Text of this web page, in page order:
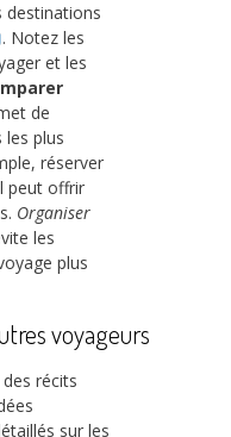
destinations
. Notez les
et les
de
les plus
réserver
peut offrir
Organiser
les
plus
voyageurs
récits
sur les